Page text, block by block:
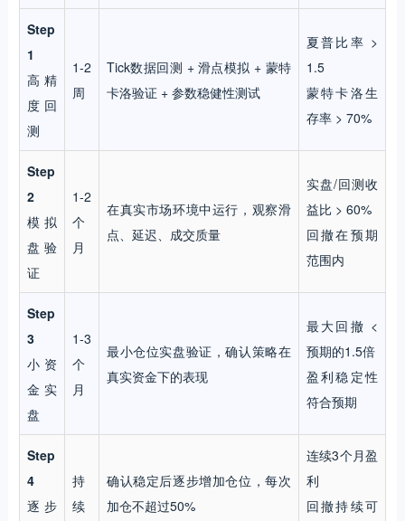
Step
1
高精
度回
测
1-2
周
Tick数据回测 + 滑点模拟 + 蒙特
卡洛验证 + 参数稳健性测试
夏普比率 >
1.5
蒙特卡洛生
存率 > 70%
Step
2
模拟
盘验
证
1-2
个
月
在真实市场环境中运行，观察滑
点、延迟、成交质量
实盘/回测收
益比 > 60%
回撤在预期
范围内
Step
3
小资
金实
盘
1-3
个
月
最小仓位实盘验证，确认策略在
真实资金下的表现
最大回撤 <
预期的1.5倍
盈利稳定性
符合预期
Step
4
逐步
持
续
确认稳定后逐步增加仓位，每次
加仓不超过50%
连续3个月盈
利
回撤持续可